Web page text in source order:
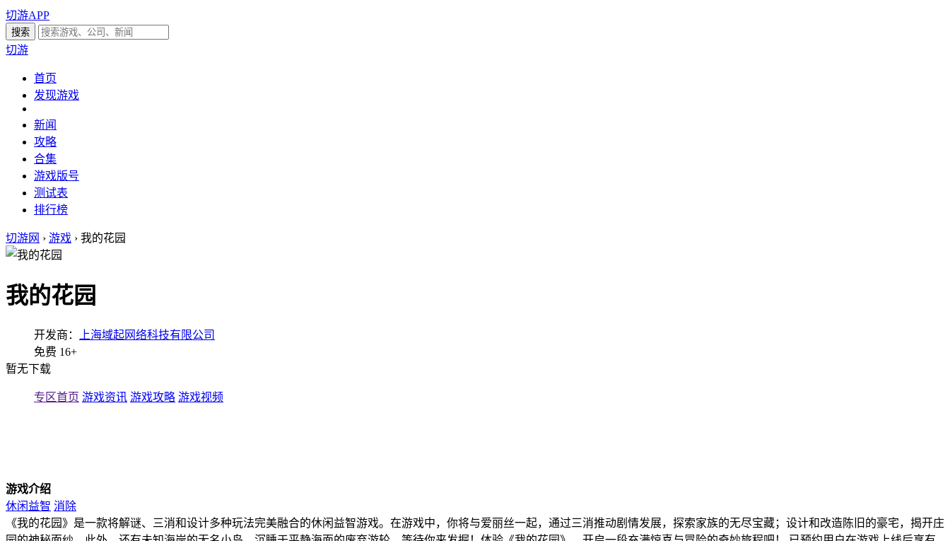
切游APP
切游
首页
发现游戏
新闻
攻略
合集
游戏版号
测试表
排行榜
切游网 › 游戏 › 我的花园
我的花园
开发商：
上海域起网络科技有限公司
免费 16+
暂无下载
专区首页 游戏资讯 游戏攻略 游戏视频
游戏介绍
休闲益智 消除
《我的花园》是一款将解谜、三消和设计多种玩法完美融合的休闲益智游戏。在游戏中，你将与爱丽丝一起，通过三消推动剧情发展，探索家族的无尽宝藏；设计和改造陈旧的豪宅，揭开庄